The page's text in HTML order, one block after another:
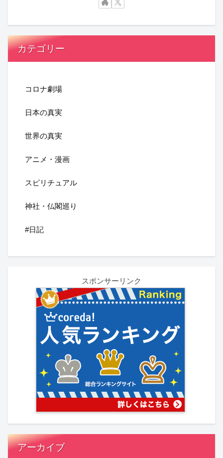
カテゴリー
コロナ劇場
日本の真実
世界の真実
アニメ・漫画
スピリチュアル
神社・仏閣巡り
#日記
スポンサーリンク
アーカイブ